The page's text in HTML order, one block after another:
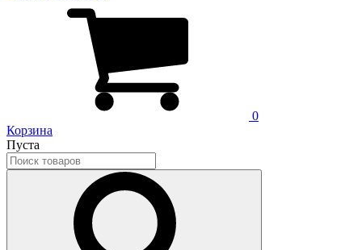
0
Корзина
Пуста